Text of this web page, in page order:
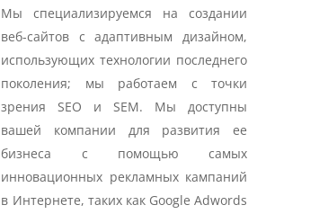
Мы специализируемся на создании
веб-сайтов с адаптивным дизайном,
использующих технологии последнего
поколения; мы работаем с точки
зрения SEO и SEM. Мы доступны
вашей компании для развития ее
бизнеса с помощью самых
инновационных рекламных кампаний
в Интернете, таких как Google Adwords